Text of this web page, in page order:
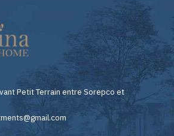
Petit Terrain entre Sorepco et